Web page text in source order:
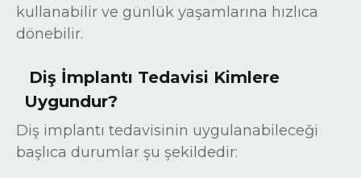
kullanabilir ve günlük yaşamlarına hızlıca
dönebilir.
Diş İmplantı Tedavisi Kimlere
Uygundur?
Diş implantı tedavisinin uygulanabileceği
başlıca durumlar şu şekildedir: